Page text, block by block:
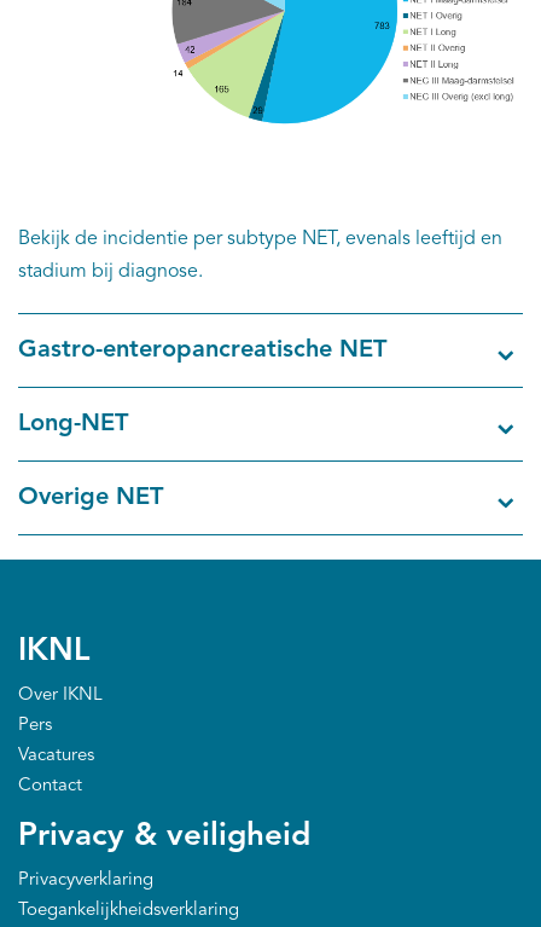
Dure geneesmiddelen
Itemsets
Trials
EN
Bekijk de incidentie per subtype NET, evenals leeftijd en
stadium bij diagnose.
Gastro-enteropancreatische NET
Long-NET
Overige NET
IKNL
Over IKNL
Pers
Vacatures
Contact
Privacy & veiligheid
Privacyverklaring
Toegankelijkheidsverklaring